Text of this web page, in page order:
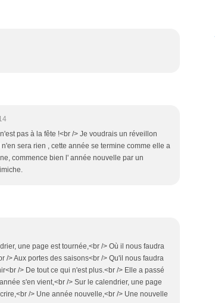
pas à la fête !<br /> Je voudrais un réveillon
sera rien , cette année se termine comme elle a
commence bien l' année nouvelle par un
une page est tournée,<br /> Où il nous faudra
/> Aux portes des saisons<br /> Qu'il nous faudra
/> De tout ce qui n'est plus.<br /> Elle a passé
s'en vient,<br /> Sur le calendrier, une page
/> Une année nouvelle,<br /> Une nouvelle